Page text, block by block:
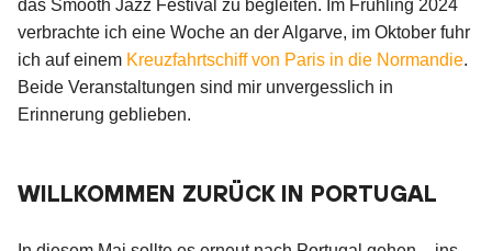
das Smooth Jazz Festival zu begleiten. Im Frühling 2024
verbrachte ich eine Woche an der Algarve, im Oktober fuhr
ich auf einem Kreuzfahrtschiff von Paris in die Normandie.
Beide Veranstaltungen sind mir unvergesslich in
Erinnerung geblieben.
WILLKOMMEN ZURÜCK IN PORTUGAL